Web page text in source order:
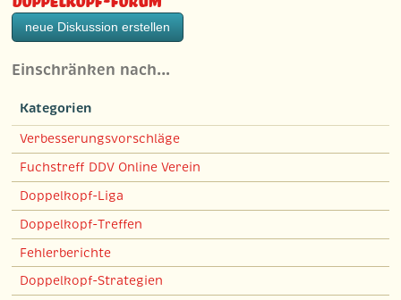
neue Diskussion erstellen
Einschränken nach…
Kategorien
Verbesserungsvorschläge
Fuchstreff DDV Online Verein
Doppelkopf-Liga
Doppelkopf-Treffen
Fehlerberichte
Doppelkopf-Strategien